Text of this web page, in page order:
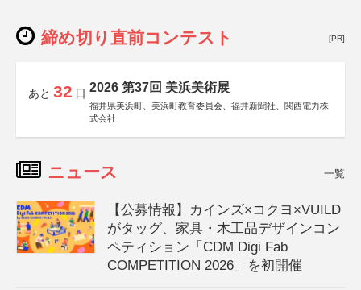
締め切り直前コンテスト [PR]
あと 32 日 2026 第37回 美浜美術展
福井県美浜町、美浜町教育委員会、福井新聞社、関西電力株
式会社
ニュース 一覧
【公募情報】カインズ×コクヨ×VUILD
がタッグ、家具・木工品デザインコン
ペティション「CDM Digi Fab
COMPETITION 2026」を初開催